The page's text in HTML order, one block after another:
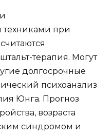
техниками при
терапия. Могут
долгосрочные
психоанализ
Юнга. Прогноз
возраста
синдромом и